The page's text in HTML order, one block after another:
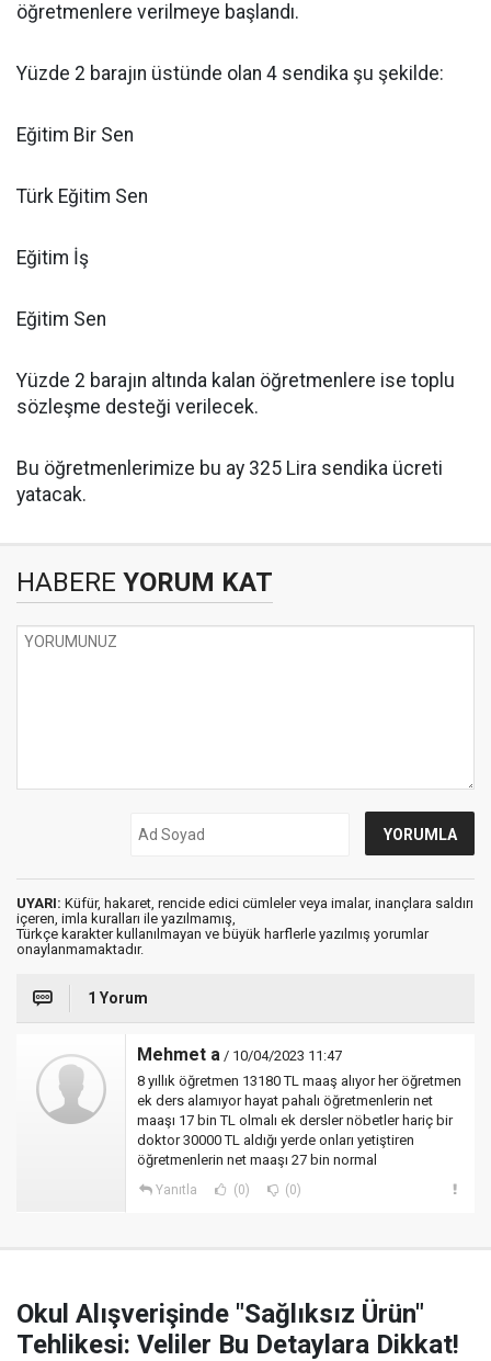
öğretmenlere verilmeye başlandı.
Yüzde 2 barajın üstünde olan 4 sendika şu şekilde:
Eğitim Bir Sen
Türk Eğitim Sen
Eğitim İş
Eğitim Sen
Yüzde 2 barajın altında kalan öğretmenlere ise toplu
sözleşme desteği verilecek.
Bu öğretmenlerimize bu ay 325 Lira sendika ücreti
yatacak.
HABERE YORUM KAT
UYARI: Küfür, hakaret, rencide edici cümleler veya imalar, inançlara saldırı
içeren, imla kuralları ile yazılmamış,
Türkçe karakter kullanılmayan ve büyük harflerle yazılmış yorumlar
onaylanmamaktadır.
1 Yorum
Mehmet a / 10/04/2023 11:47
8 yıllık öğretmen 13180 TL maaş alıyor her öğretmen
ek ders alamıyor hayat pahalı öğretmenlerin net
maaşı 17 bin TL olmalı ek dersler nöbetler hariç bir
doktor 30000 TL aldığı yerde onları yetiştiren
öğretmenlerin net maaşı 27 bin normal
Yanıtla (0) (0)
Okul Alışverişinde "Sağlıksız Ürün"
Tehlikesi: Veliler Bu Detaylara Dikkat!